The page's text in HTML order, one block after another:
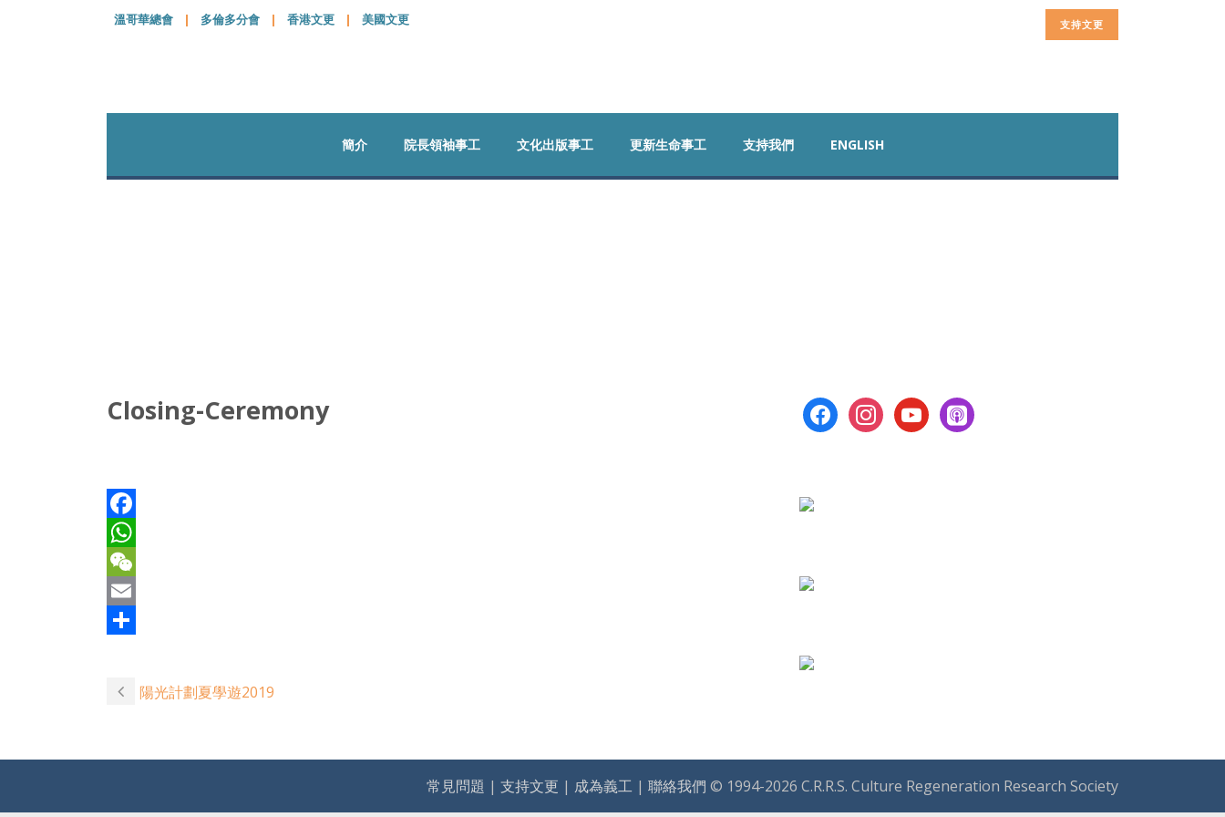
溫哥華總會 | 多倫多分會 | 香港文更 | 美國文更 支持文更
簡介 院長領袖事工 文化出版事工 更新生命事工 支持我們 ENGLISH
Closing-Ceremony
Facebook
WhatsApp
WeChat
Email
陽光計劃夏學遊2019
facebookinstagramyoutubeapple-
podcasts
常見問題 | 支持文更 | 成為義工 | 聯絡我們 © 1994-2026 C.R.R.S. Culture Regeneration Research Society